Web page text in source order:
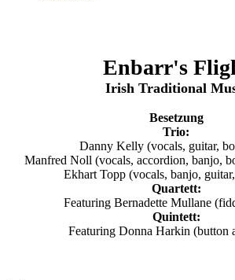
Enbarr's
Irish Traditional
Besetzung
Trio:
Danny Kelly (vocals, guitar,
Manfred Noll (vocals, accordion, banjo,
Ekhart Topp (vocals, banjo,
Quartett:
Featuring Bernadette Mullane
Quintett:
Featuring Donna Harkin (button